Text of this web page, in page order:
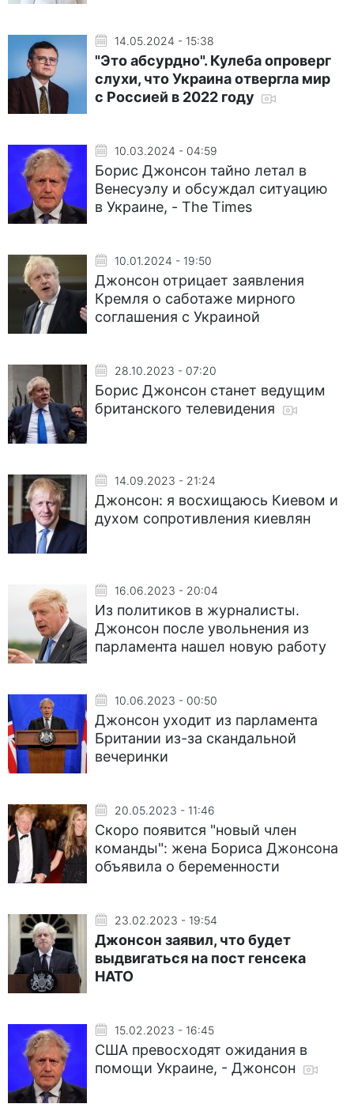
14.05.2024 - 15:38
"Это абсурдно". Кулеба опроверг
слухи, что Украина отвергла мир
с Россией в 2022 году
10.03.2024 - 04:59
Борис Джонсон тайно летал в
Венесуэлу и обсуждал ситуацию
в Украине, - The Times
10.01.2024 - 19:50
Джонсон отрицает заявления
Кремля о саботаже мирного
соглашения с Украиной
28.10.2023 - 07:20
Борис Джонсон станет ведущим
британского телевидения
14.09.2023 - 21:24
Джонсон: я восхищаюсь Киевом и
духом сопротивления киевлян
16.06.2023 - 20:04
Из политиков в журналисты.
Джонсон после увольнения из
парламента нашел новую работу
10.06.2023 - 00:50
Джонсон уходит из парламента
Британии из-за скандальной
вечеринки
20.05.2023 - 11:46
Скоро появится "новый член
команды": жена Бориса Джонсона
объявила о беременности
23.02.2023 - 19:54
Джонсон заявил, что будет
выдвигаться на пост генсека
НАТО
15.02.2023 - 16:45
США превосходят ожидания в
помощи Украине, - Джонсон